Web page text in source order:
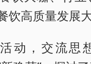
饮高质量发展大
动，交流思